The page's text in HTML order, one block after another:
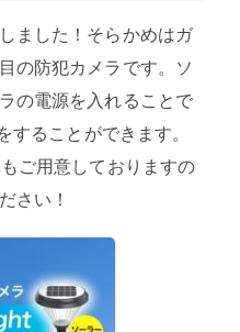
ました！そらかめはガ
の防犯カメラです。ソ
の電源を入れることで
することができます。
ご用意しておりますの
さい！